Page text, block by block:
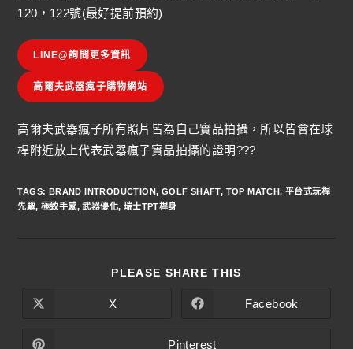
120，122號(最好提前預約)
LINE@詢問更多資訊
高爾夫武器瘋子購物網站
高爾夫武器瘋子所有照片皆為自己實品拍攝，所以皆會在球
桿附近放上代表武器瘋子實品拍攝的證明???
TAGS: BRAND INTRODUCTION, GOLF SHAFT, TOP MATCH, 平台式玩桿
先驅, 極致手感, 武器優化, 瑞士TPT桿身
PLEASE SHARE THIS
X Facebook
Pinterest